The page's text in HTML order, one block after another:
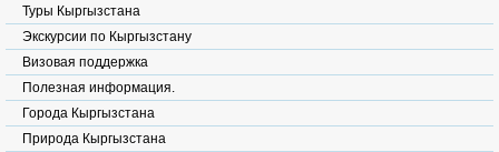
Туры Кыргызстана
Экскурсии по Кыргызстану
Визовая поддержка
Полезная информация.
Города Кыргызстана
Природа Кыргызстана